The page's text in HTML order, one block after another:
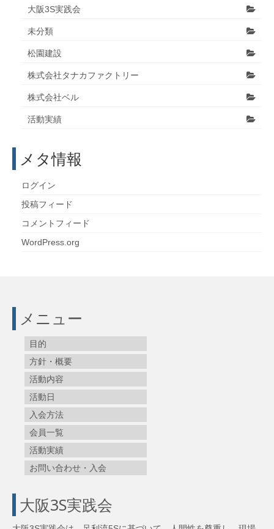
大阪3S実践会
未分類
松園建設
株式会社タナカファクトリー
株式会社ベル
活動実績
メタ情報
ログイン
投稿フィード
コメントフィード
WordPress.org
メニュー
目的
方針・概要
活動内容
活動日
入会方法
会員一覧
活動実績
お問い合わせ・入会
大阪3S実践会